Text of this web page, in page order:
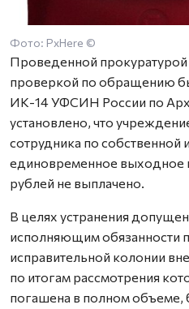
Фото: PxHere ©
Проведенной
проверкой по обращению
ИК-14 УФСИН России по
установлено, что
сотрудника по собственной
единовременное выходное
рублей не выплачено.
В целях устранения
исполняющим обязанности
исправительной колонии
по итогам рассмотрения
погашена в полном